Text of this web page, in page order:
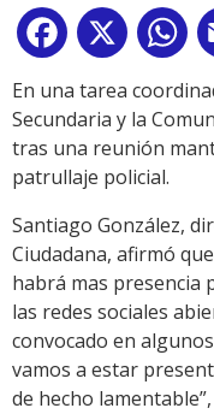
Facebook
X
En una tarea
Secundaria y la
tras una reunión
patrullaje policial.
Santiago González,
Ciudadana, afirmó
habrá mas presencia
las redes sociales
convocado en
vamos a estar
de hecho